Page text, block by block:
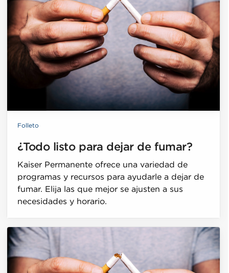
Folleto
¿Todo listo para dejar de fumar?
Kaiser Permanente ofrece una variedad de
programas y recursos para ayudarle a dejar de
fumar. Elija las que mejor se ajusten a sus
necesidades y horario.